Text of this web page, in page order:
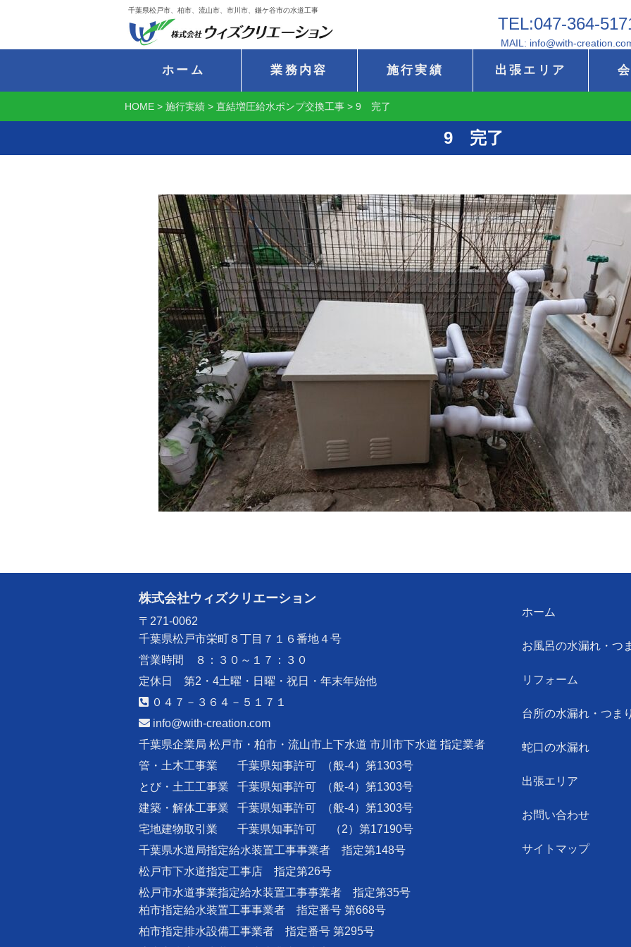
千葉県松戸市、柏市、流山市、市川市、鎌ケ谷市の水道工事
TEL:047-364-
MAIL: info@with-
ホーム 業務内容 施行実績 出張エリア
HOME > 施行実績 > 直結増圧給水ポンプ交換工事 > 9 完了
9 完了
株式会社ウィズクリエーション
〒271-0062
千葉県松戸市栄町８丁目７１６番地４号
営業時間 ８：３０～１７：３０
定休日 第2・4土曜・日曜・祝日・年末年始他
０４７－３６４－５１７１
info@with-creation.com
千葉県企業局 松戸市・柏市・流山市上下水道 市川市下水道 指定業者
管・土木工事業
千葉県知事許可
（般-4）第1303号
とび・土工工事業
千葉県知事許可
（般-4）第1303号
建築・解体工事業
千葉県知事許可
（般-4）第1303号
宅地建物取引業
千葉県知事許可
（2）第17190号
千葉県水道局指定給水装置工事事業者 指定第148号
松戸市下水道指定工事店 指定第26号
松戸市水道事業指定給水装置工事事業者 指定第35号
柏市指定給水装置工事事業者 指定番号 第668号
柏市指定排水設備工事業者 指定番号 第295号
ホーム
お風呂の水漏れ・つ
リフォーム
台所の水漏れ・つま
蛇口の水漏れ
出張エリア
お問い合わせ
サイトマップ